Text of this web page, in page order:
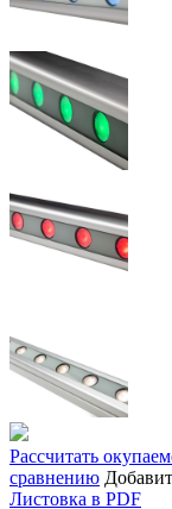
Рассчитать
сравнению
Листовка в PDF